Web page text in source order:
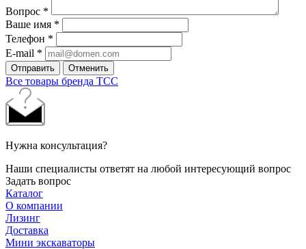
Вопрос *
Ваше имя *
Телефон *
E-mail *
Отправить Отменить
Все товары бренда ТСС
Нужна консультация?
Наши специалисты ответят на любой интересующий вопрос
Задать вопрос
Каталог
О компании
Лизинг
Доставка
Мини экскаваторы